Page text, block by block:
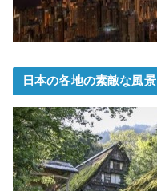
日本の各地の素敵な風景